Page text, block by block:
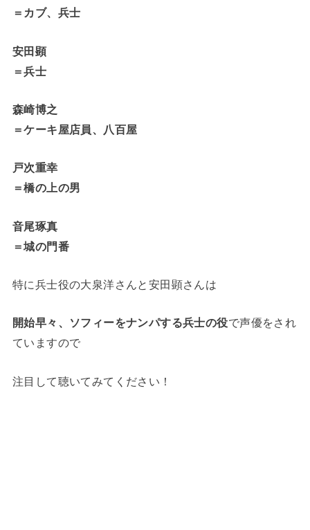
＝カブ、兵士
安田顕
＝兵士
森崎博之
＝ケーキ屋店員、八百屋
戸次重幸
＝橋の上の男
音尾琢真
＝城の門番
特に兵士役の大泉洋さんと安田顕さんは
開始早々、ソフィーをナンパする兵士の役で声優をされ
ていますので
注目して聴いてみてください！